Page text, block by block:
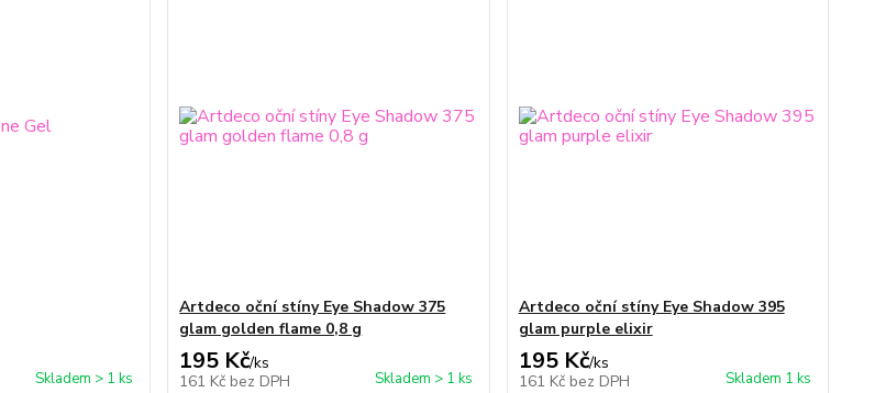
Skladem > 1 ks
Artdeco oční stíny Eye Shadow 375
glam golden flame 0,8 g
195 Kč/ks
161 Kč bez DPH Skladem > 1 ks
Artdeco oční stíny Eye Shadow 395
glam purple elixir
195 Kč/ks
161 Kč bez DPH Skladem 1 ks